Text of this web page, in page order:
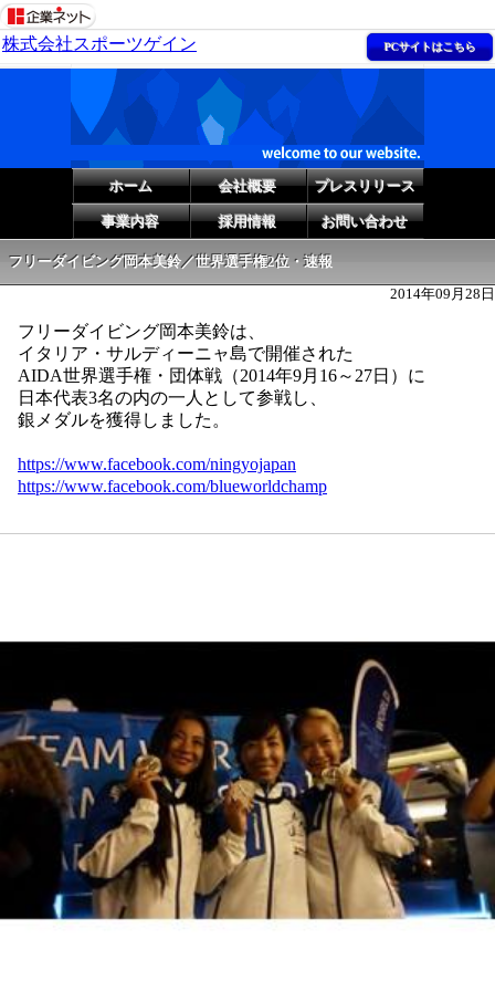
株式会社スポーツゲイン PCサイトはこちら
ホーム 会社概要 プレスリリース
事業内容 採用情報 お問い合わせ
フリーダイビング岡本美鈴／世界選手権2位・速報
2014年09月28日
フリーダイビング岡本美鈴は、
イタリア・サルディーニャ島で開催された
AIDA世界選手権・団体戦（2014年9月16～27日）に
日本代表3名の内の一人として参戦し、
銀メダルを獲得しました。
https://www.facebook.com/ningyojapan
https://www.facebook.com/blueworldchamp